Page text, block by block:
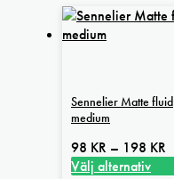
Sennelier Matte fluid
medium
98 KR – 198 KR
Välj alternativ